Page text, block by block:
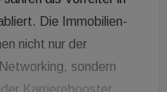
Die Immobilien-
nicht nur der
sondern
Karrierebooster